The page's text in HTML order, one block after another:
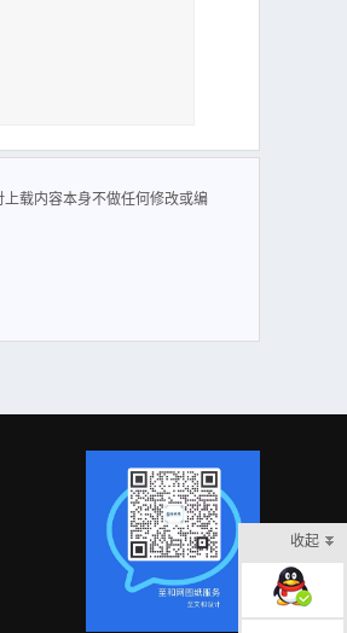
载内容本身不做任何修改或编
收起
在线客服